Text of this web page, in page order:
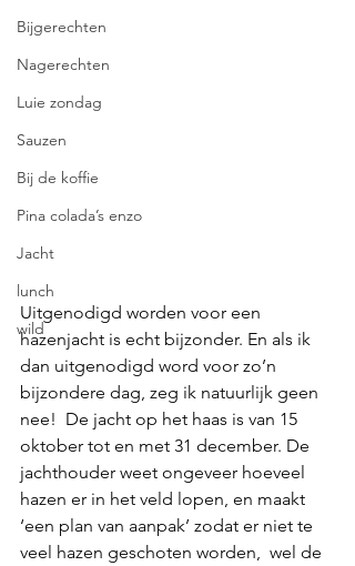
Bijgerechten
Nagerechten
Luie zondag
Sauzen
Bij de koffie
Pina colada’s enzo
Jacht
lunch
wild
Uitgenodigd worden voor een
hazenjacht is echt bijzonder. En als ik
dan uitgenodigd word voor zo’n
bijzondere dag, zeg ik natuurlijk geen
nee!  De jacht op het haas is van 15
oktober tot en met 31 december. De
jachthouder weet ongeveer hoeveel
hazen er in het veld lopen, en maakt
‘een plan van aanpak’ zodat er niet te
veel hazen geschoten worden,  wel de